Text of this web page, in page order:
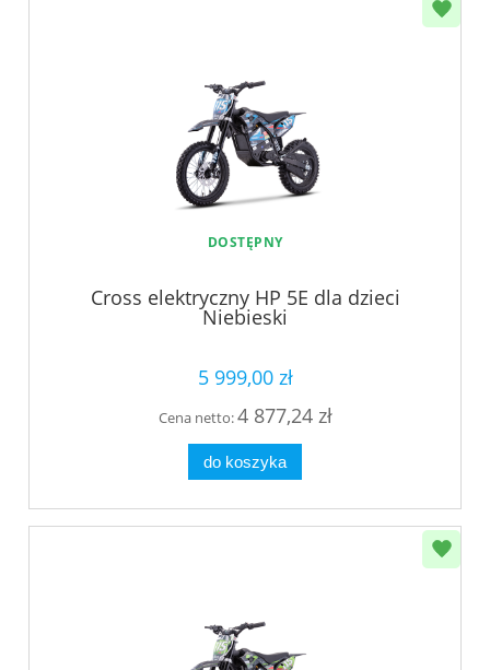
DOSTĘPNY
Cross elektryczny HP 5E dla dzieci
Niebieski
5 999,00 zł
Cena netto:4 877,24 zł
do koszyka